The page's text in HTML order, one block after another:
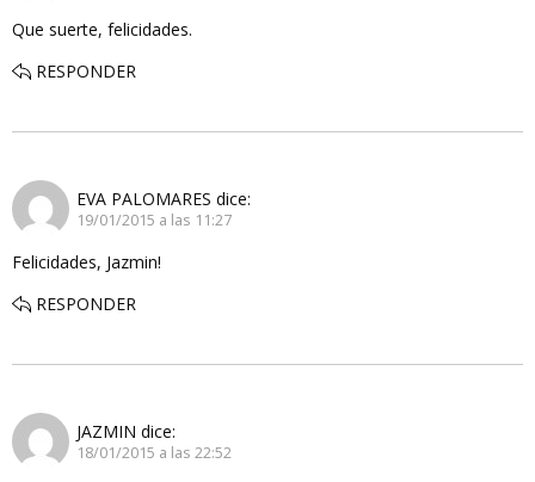
Que suerte, felicidades.
RESPONDER
EVA PALOMARES dice:
19/01/2015 a las 11:27
Felicidades, Jazmin!
RESPONDER
JAZMIN dice:
18/01/2015 a las 22:52